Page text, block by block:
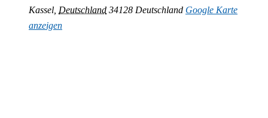
Kassel Deutschland 34128 Deutschland Google Karte
anzeigen